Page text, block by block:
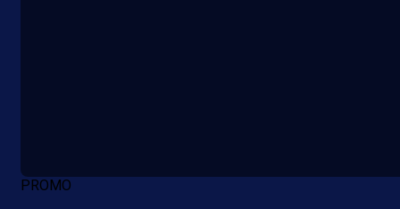
PROMO